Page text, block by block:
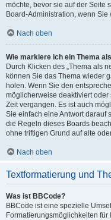
möchte, bevor sie auf der Seite
Board-Administration, wenn
Nach oben
Wie markiere ich ein Thema
Durch Klicken des „Thema als
können Sie das Thema wieder
holen. Wenn Sie den
möglicherweise deaktiviert
Zeit vergangen. Es ist auch
Sie einfach eine Antwort darauf
die Regeln dieses Boards
ohne triftigen Grund auf alte
Nach oben
Textformatierung und
Was ist BBCode?
BBCode ist eine spezielle
Formatierungsmöglichkeiten für